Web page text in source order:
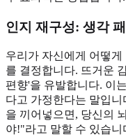
인지 재구성: 생각
우리가 자신에게 어떻게
를 결정합니다. 뜨거운
편향'을 유발합니다. 이
다고 가정한다는 말입
을 끼어넣으면, 당신의
야!"라고 말할 수 있습니